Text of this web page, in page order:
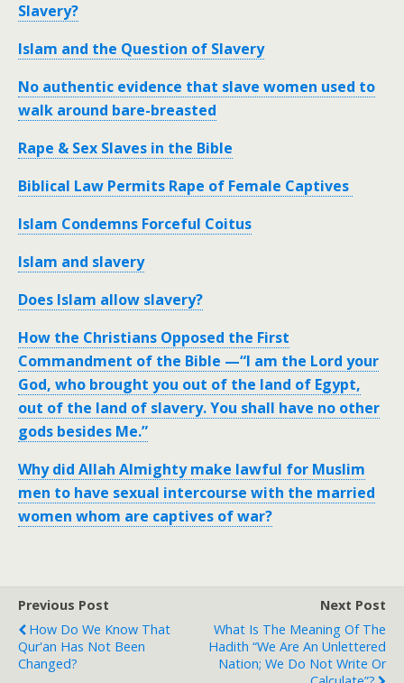
Slavery?
Islam and the Question of Slavery
No authentic evidence that slave women used to
walk around bare-breasted
Rape & Sex Slaves in the Bible
Biblical Law Permits Rape of Female Captives
Islam Condemns Forceful Coitus
Islam and slavery
Does Islam allow slavery?
How the Christians Opposed the First
Commandment of the Bible —“I am the Lord your
God, who brought you out of the land of Egypt,
out of the land of slavery. You shall have no other
gods besides Me.”
Why did Allah Almighty make lawful for Muslim
men to have sexual intercourse with the married
women whom are captives of war?
Previous Post
How Do We Know That
Qur'an Has Not Been
Changed?
Next Post
What Is The Meaning Of The
Hadith “We Are An Unlettered
Nation; We Do Not Write Or